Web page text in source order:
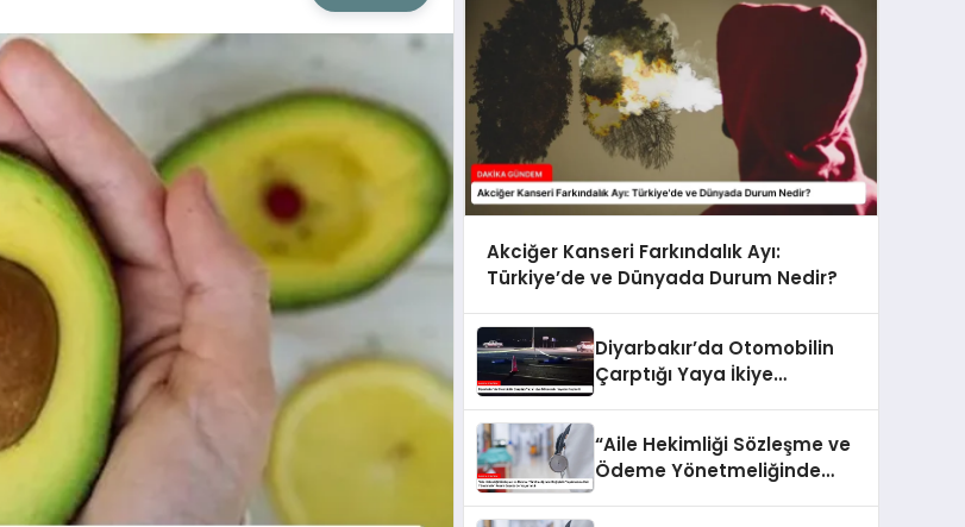
Akciğer Kanseri Farkındalık Ayı:
Türkiye’de ve Dünyada Durum Nedir?
Diyarbakır’da Otomobilin
Çarptığı Yaya İkiye
“Aile Hekimliği Sözleşme ve
Ödeme Yönetmeliğinde